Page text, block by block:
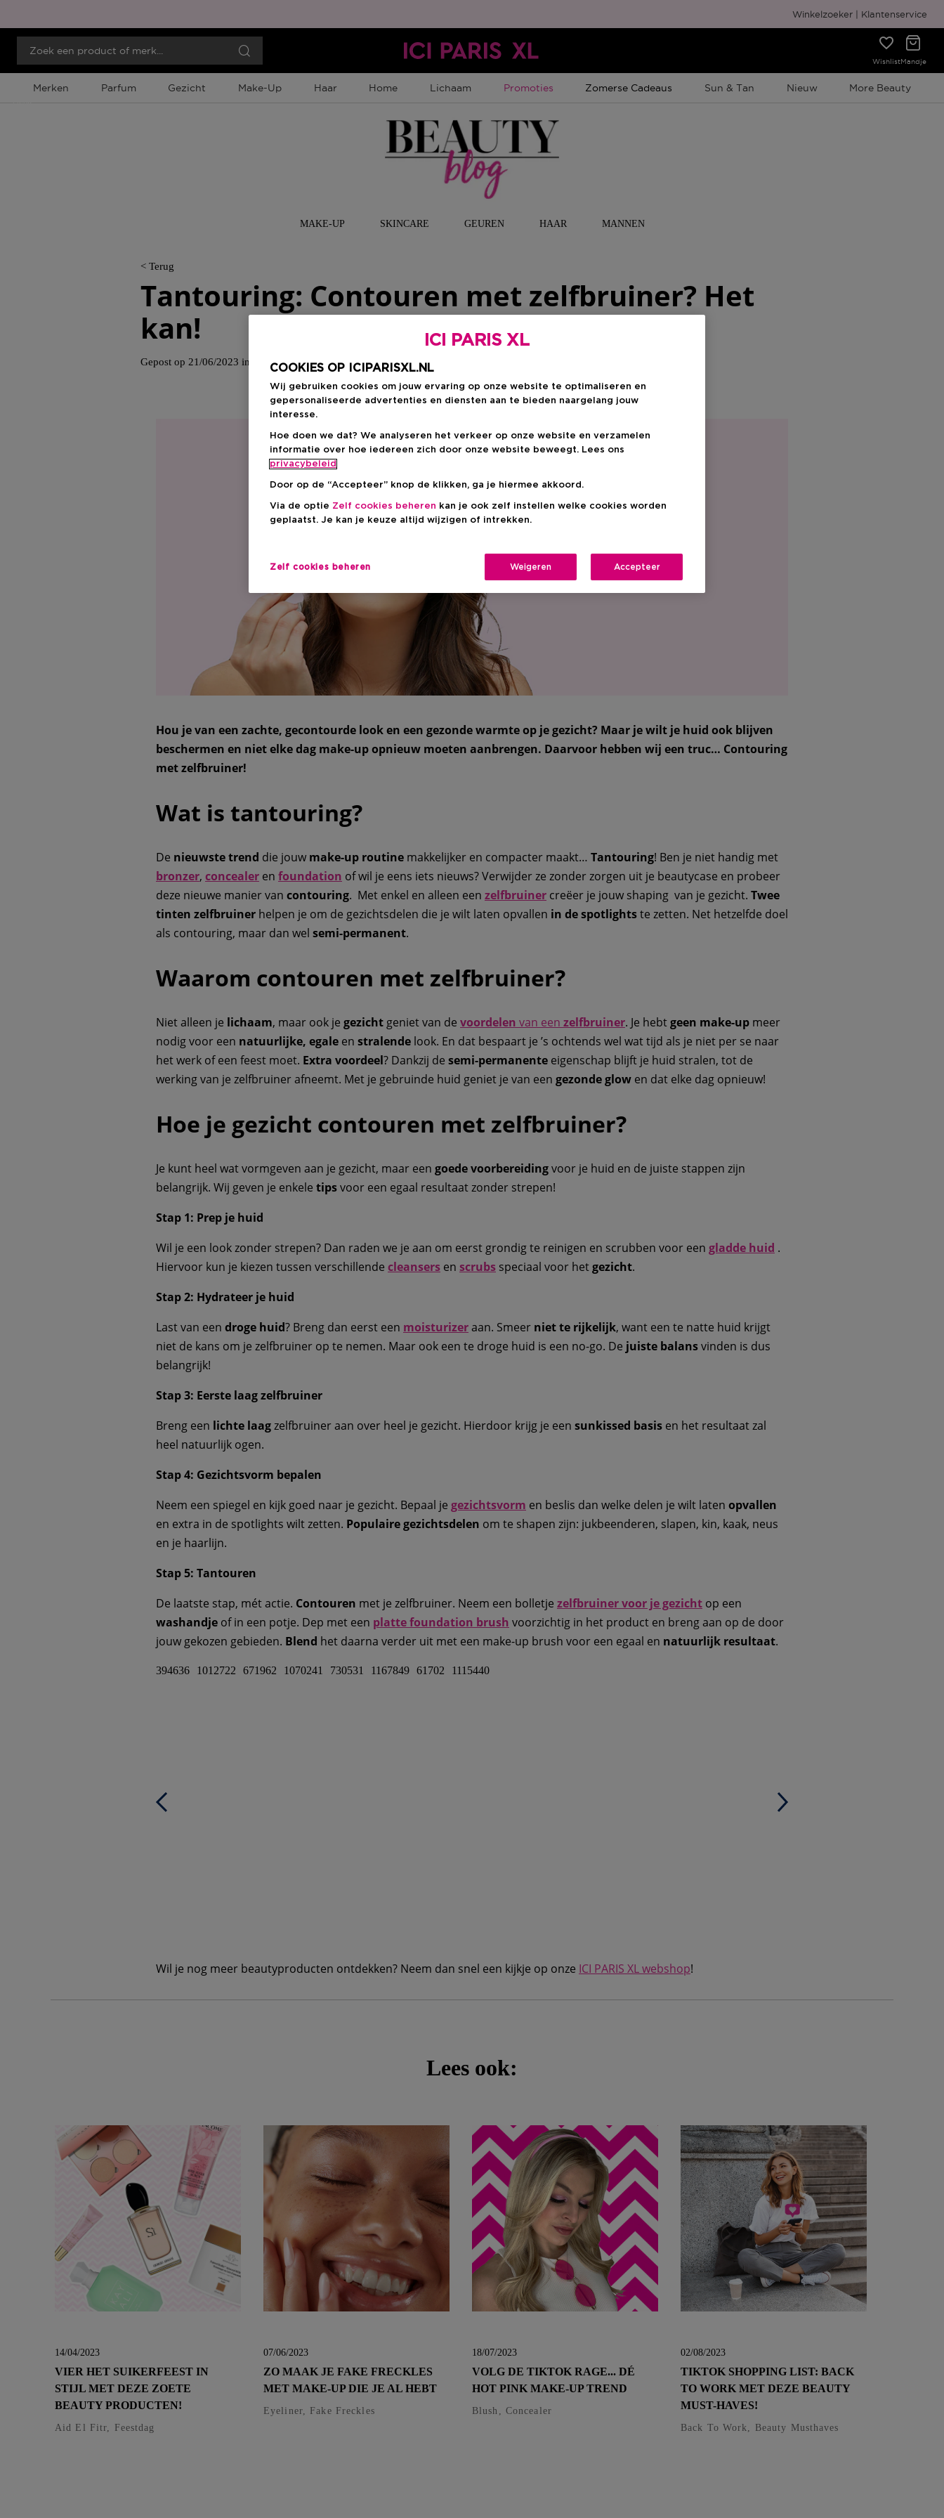
Winkelzoeker Klantenservice
WishlistMandje
Merken Parfum Gezicht Make-Up Haar Home Lichaam Tijdelijke Promotie
Promoties Tijdelijke Promotie
Zomerse Cadeaus Sun & Tan Nieuw More Beauty
MAKE-UP SKINCARE GEUREN HAAR MANNEN
< Terug
Tantouring: Contouren met zelfbruiner? Het
kan!
Gepost op 21/06/2023 in Make-up
Hou je van een zachte, gecontourde look en een gezonde warmte op je gezicht? Maar je wilt je huid ook blijven
beschermen en niet elke dag make-up opnieuw moeten aanbrengen. Daarvoor hebben wij een truc… Contouring
met zelfbruiner!
Wat is tantouring?
De nieuwste trend die jouw make-up routine makkelijker en compacter maakt… Tantouring! Ben je niet handig met
bronzer, concealer en foundation of wil je eens iets nieuws? Verwijder ze zonder zorgen uit je beautycase en probeer
deze nieuwe manier van contouring. Met enkel en alleen een zelfbruiner creëer je jouw shaping van je gezicht. Twee
tinten zelfbruiner helpen je om de gezichtsdelen die je wilt laten opvallen in de spotlightste zetten. Net hetzelfde doel
als contouring, maar dan wel semi-permanent.
Waarom contouren met zelfbruiner?
Niet alleen je lichaam, maar ook je gezicht geniet van de voordelen van een zelfbruiner. Je hebtgeen make-up meer
nodig voor een natuurlijke, egale en stralende look. En dat bespaart je ’s ochtends wel wat tijd als je niet per se naar
het werk of een feest moet. Extra voordeel? Dankzij de semi-permanente eigenschap blijft je huid stralen, tot de
werking van je zelfbruiner afneemt. Met je gebruinde huid geniet je van een gezonde glow en dat elke dag opnieuw!
Hoe je gezicht contouren met zelfbruiner?
Je kunt heel wat vormgeven aan je gezicht, maar een goede voorbereidingvoor je huid en de juiste stappen zijn
belangrijk. Wij geven je enkele tipsvoor een egaal resultaat zonder strepen!
Stap 1: Prep je huid
Wil je een look zonder strepen? Dan raden we je aan om eerst grondig te reinigen en scrubben voor een gladde huid .
Hiervoor kun je kiezen tussen verschillende cleansers en scrubs speciaal voor hetgezicht.
Stap 2: Hydrateer je huid
Last van een droge huid? Breng dan eerst een moisturizeraan. Smeer niet te rijkelijk, want een te natte huid krijgt
niet de kans om je zelfbruiner op te nemen. Maar ook een te droge huid is een no-go. De juiste balansvinden is dus
belangrijk!
Stap 3: Eerste laag zelfbruiner
Breng een lichte laagzelfbruiner aan over heel je gezicht. Hierdoor krijg je een sunkissed basis en het resultaat zal
heel natuurlijk ogen.
Stap 4: Gezichtsvorm bepalen
Neem een spiegel en kijk goed naar je gezicht. Bepaal je gezichtsvorm en beslis dan welke delen je wilt laten opvallen
en extra in de spotlights wilt zetten. Populaire gezichtsdelen om te shapen zijn: jukbeenderen, slapen, kin, kaak, neus
en je haarlijn.
Stap 5: Tantouren
De laatste stap, mét actie. Contouren met je zelfbruiner. Neem een bolletje zelfbruiner voor je gezicht op een
washandje of in een potje. Dep met een platte foundation brush voorzichtig in het product en breng aan op de door
jouw gekozen gebieden. Blend het daarna verder uit met een make-up brush voor een egaal en natuurlijk resultaat.
394636 1012722 671962 1070241 730531 1167849 61702 1115440
Wil je nog meer beautyproducten ontdekken? Neem dan snel een kijkje op onze ICI PARIS XL webshop!
Lees ook:
14/04/2023
VIER HET SUIKERFEEST IN
STIJL MET DEZE ZOETE
BEAUTY PRODUCTEN!
Aid El Fitr, Feestdag
07/06/2023
ZO MAAK JE FAKE FRECKLES
MET MAKE-UP DIE JE AL HEBT
Eyeliner, Fake Freckles
18/07/2023
VOLG DE TIKTOK RAGE... DÉ
HOT PINK MAKE-UP TREND
Blush, Concealer
02/08/2023
TIKTOK SHOPPING LIST: BACK
TO WORK MET DEZE BEAUTY
MUST-HAVES!
Back To Work, Beauty Musthaves
ICI PARIS XL
COOKIES OP ICIPARISXL.NL
Wij gebruiken cookies om jouw ervaring op onze website te optimaliseren en
gepersonaliseerde advertenties en diensten aan te bieden naargelang jouw
interesse.
Hoe doen we dat? We analyseren het verkeer op onze website en verzamelen
informatie over hoe iedereen zich door onze website beweegt. Lees ons
privacybeleid
Door op de “Accepteer” knop de klikken, ga je hiermee akkoord.
Via de optie Zelf cookies beheren kan je ook zelf instellen welke cookies worden
geplaatst. Je kan je keuze altijd wijzigen of intrekken.
Zelf cookies beheren Weigeren Accepteer